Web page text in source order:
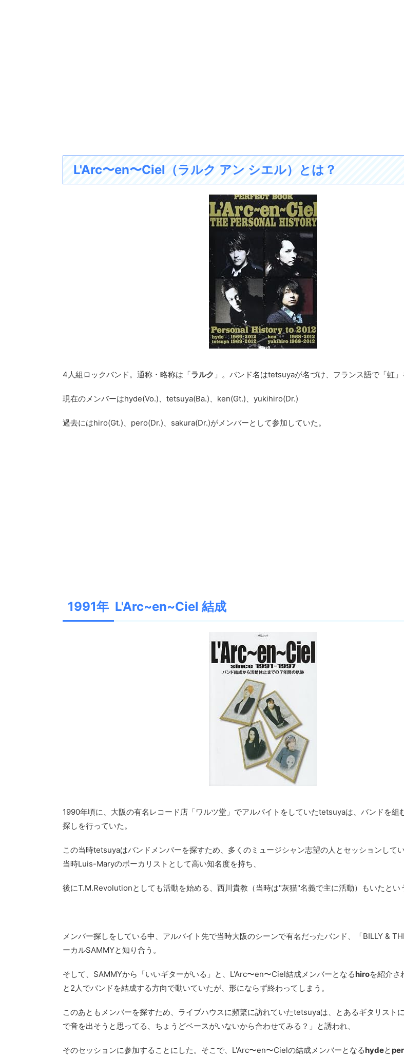
L'Arc〜en〜Ciel （ラルク アン シエル）とは？
4人組ロックバンド。通称・略称は「ラルク 」。バンド名はtetsuyaが名づけ、フランス語で「虹
現在のメンバーはhyde(Vo.)、tetsuya(Ba.)、ken(Gt.)、yukihiro(Dr.)
過去にはhiro(Gt.)、pero(Dr.)、sakura(Dr.)がメンバーとして参加していた。
1991年 L'Arc~en~Ciel 結成
1990年頃に、大阪の有名レコード店「ワルツ堂」でアルバイトをしていたtetsuyaは、バンドを組
探しを行っていた。
この当時tetsuyaはバンドメンバーを探すため、多くのミュージシャン志望の人とセッションして
当時Luis-Maryのボーカリストとして高い知名度を持ち、
後にT.M.Revolutionとしても活動を始める、西川貴教（当時は"灰猫"名義で主に活動）もいたとい
メンバー探しをしている中、アルバイト先で当時大阪のシーンで有名だったバンド、「BILLY &
ーカルSAMMYと知り合う。
そして、SAMMYから「いいギターがいる」と、L'Arc〜en〜Ciel結成メンバーとなるhiroを紹介さ
と2人でバンドを結成する方向で動いていたが、形にならず終わってしまう。
このあともメンバーを探すため、ライブハウスに頻繁に訪れていたtetsuyaは、とあるギタリスト
で音を出そうと思ってる、ちょうどベースがいないから合わせてみる？」と誘われ、
そのセッションに参加することにした。そこで、L'Arc〜en〜Cielの結成メンバーとなるhydeと